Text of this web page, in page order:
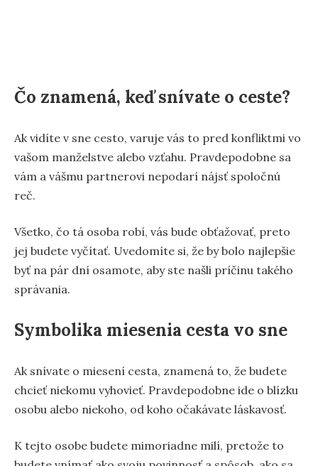
Čo znamená, keď snívate o ceste?
Ak vidíte v sne cesto, varuje vás to pred konfliktmi vo
vašom manželstve alebo vzťahu. Pravdepodobne sa
vám a vášmu partnerovi nepodarí nájsť spoločnú
reč.
Všetko, čo tá osoba robí, vás bude obťažovať, preto
jej budete vyčítať. Uvedomíte si, že by bolo najlepšie
byť na pár dní osamote, aby ste našli príčinu takého
správania.
Symbolika miesenia cesta vo sne
Ak snívate o miesení cesta, znamená to, že budete
chcieť niekomu vyhovieť. Pravdepodobne ide o blízku
osobu alebo niekoho, od koho očakávate láskavosť.
K tejto osobe budete mimoriadne milí, pretože to